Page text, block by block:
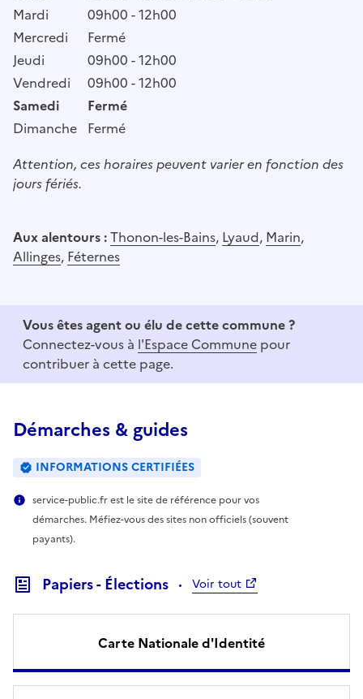
Mardi
09h00 - 12h00
Mercredi
Fermé
Jeudi
09h00 - 12h00
Vendredi
09h00 - 12h00
Samedi
Fermé
Dimanche Fermé
Attention, ces horaires peuvent varier en fonction des
jours fériés.
Aux alentours :Thonon-les-Bains, Lyaud, Marin,
Allinges, Féternes
Vous êtes agent ou élu de cette commune ?
Connectez-vous à l'Espace Commune pour
contribuer à cette page.
Démarches & guides
INFORMATIONS CERTIFIÉES
service-public.fr est le site de référence pour vos
démarches. Méfiez-vous des sites non officiels (souvent
payants).
Papiers - Élections Voir tout
Carte Nationale d'Identité